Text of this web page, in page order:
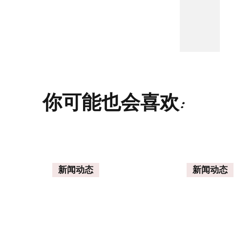
你可能也会喜欢:
新闻动态 新闻动态